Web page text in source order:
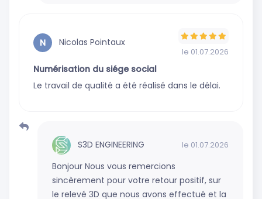
N Nicolas Pointaux
le 01.07.2026
Numérisation du siége social
Le travail de qualité a été réalisé dans le délai.
S3D ENGINEERING le 01.07.2026
Bonjour Nous vous remercions
sincèrement pour votre retour positif, sur
le relevé 3D que nous avons effectué et la